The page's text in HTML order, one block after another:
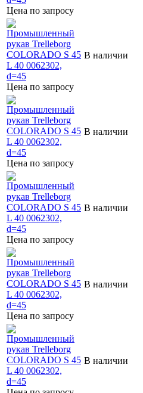
Цена по запросу
Цена по запросу
В наличии
Цена по запросу
В наличии
Цена по запросу
В наличии
Цена по запросу
В наличии
В наличии